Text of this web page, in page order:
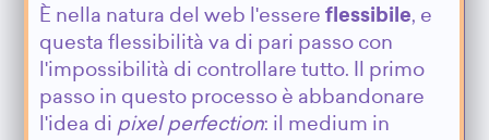
È nella natura del web l'essereflessibile, e
questa flessibilità va di pari passo con
l'impossibilità di controllare tutto. Il primo
passo in questo processo è abbandonare
l'idea di pixel perfection: il medium in